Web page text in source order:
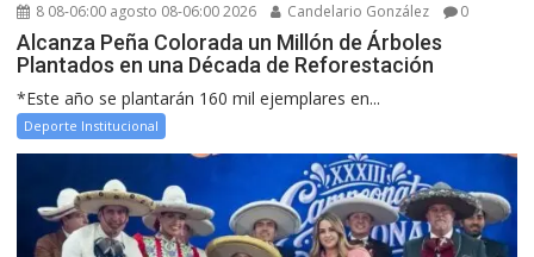
8 08-06:00 agosto 08-06:00 2026 Candelario González 0
Alcanza Peña Colorada un Millón de Árboles
Plantados en una Década de Reforestación
*Este año se plantarán 160 mil ejemplares en...
Deporte Institucional